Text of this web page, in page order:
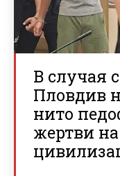
В случая
Пловдив
нито
жертви